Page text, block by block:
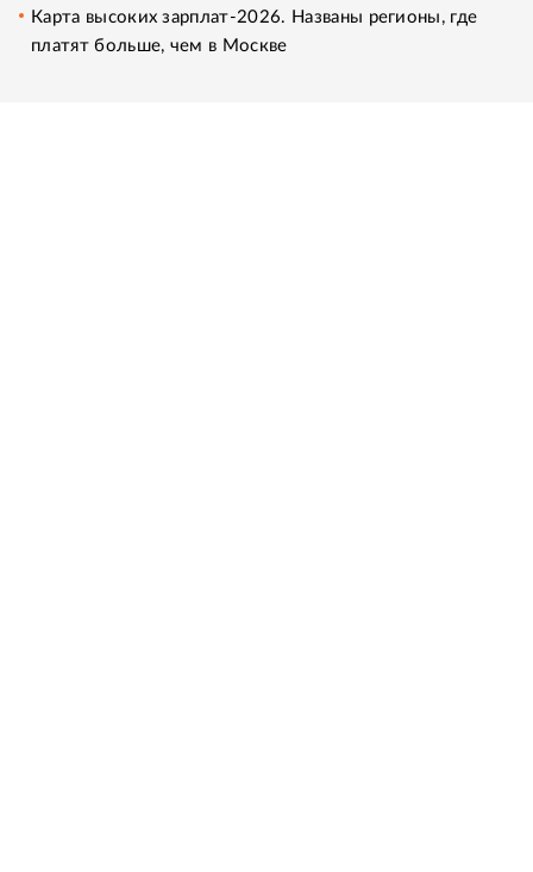
Карта высоких зарплат-2026. Названы регионы, где
платят больше, чем в Москве